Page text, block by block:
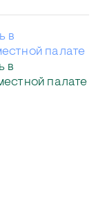
в
палате
в
палате